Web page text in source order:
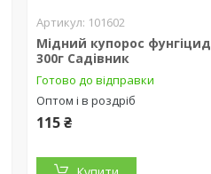
101602
Мідний купорос фунгіцид
300г Садівник
Готово до відправки
Оптом і в роздріб
115 ₴